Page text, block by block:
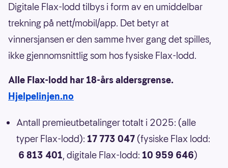
Digitale Flax-lodd tilbys i form av en umiddelbar
trekning på nett/mobil/app. Det betyr at
vinnersjansen er den samme hver gang det spilles,
ikke gjennomsnittlig som hos fysiske Flax-lodd.
Alle Flax-lodd har 18-års aldersgrense.
Hjelpelinjen.no
Antall premieutbetalinger totalt i 2025: (alle
typer Flax-lodd): 17 773 047 (fysiske Flax lodd:
6 813 401, digitale Flax-lodd: 10 959 646)